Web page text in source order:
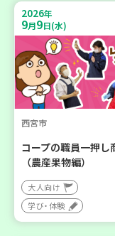
2026年
9月9日(水)
西宮市
コープの職員一押し
（農産果物編）
大人向け
学び・体験